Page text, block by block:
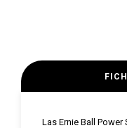
Las Ernie Ball